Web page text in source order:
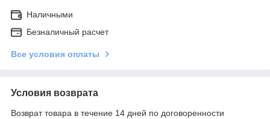
Наличными
Безналичный расчет
Все условия оплаты
Условия возврата
Возврат товара в течение 14 дней по договоренности